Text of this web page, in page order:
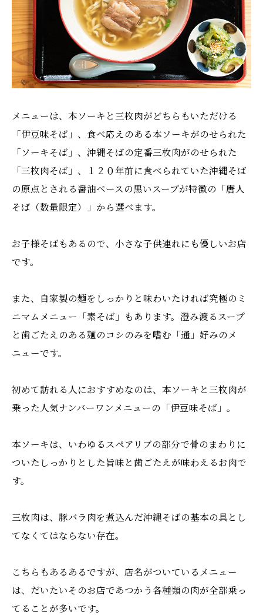
メニューは、本ソーキと三枚肉がどちらもいただける
「伊豆味そば」、食べ応えのある本ソーキがのせられた
「ソーキそば」、沖縄そばの定番三枚肉がのせられた
「三枚肉そば」、１２０年前に食べられていた沖縄そば
の原点とされる醤油ベースの黒いスープが特徴の「唐人
そば（数量限定）」から選べます。
お子様そばもあるので、小さな子供連れにも優しいお店
です。
また、自家製の麺をしっかりと味わいたければ究極のミ
ニマムメニュー「素そば」もあります。澄み渡るスープ
と歯ごたえのある麺のコシのみを嗜む「通」好みのメ
ニューです。
初めて訪れる人におすすめなのは、本ソーキと三枚肉が
乗った人気ナンバーワンメニューの「伊豆味そば」。
本ソーキは、いわゆるスペアリブの部分で骨のまわりに
ついたしっかりとした旨味と歯ごたえが味わえるお肉で
す。
三枚肉は、豚バラ肉を煮込んだ沖縄そばの基本の具とし
てなくてはならない存在。
こちらもあるあるですが、店名がついているメニュー
は、だいたいそのお店であつかう各種類の肉が全部乗っ
てることが多いです。